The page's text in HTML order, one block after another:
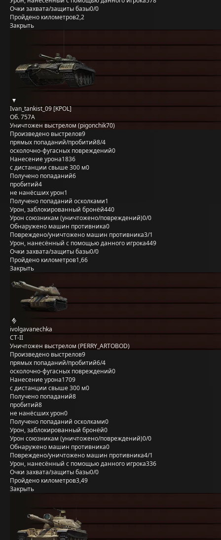
Очки захвата/защиты базы0/0
Пройдено километров2,2
Закрыть
Ivan_tankist_09 [KPOL]
Об. 757А
Уничтожен выстрелом (pigonchik70)
Произведено выстрелов9
прямых попаданий/пробитий8/4
осколочно-фугасных повреждений0
Нанесение урона1836
с дистанции свыше 300 м0
Получено попаданий6
пробитий4
не нанёсших урон1
Получено попаданий осколками1
Урон, заблокированный бронёй440
Урон союзникам (уничтожено/повреждений)0/0
Обнаружено машин противника0
Повреждено/уничтожено машин противника3/1
Урон, нанесённый с помощью данного игрока449
Очки захвата/защиты базы0/0
Пройдено километров1,66
Закрыть
ivolgavanechka
СТ-II
Уничтожен выстрелом (PERRY_ARTOBOD)
Произведено выстрелов9
прямых попаданий/пробитий6/4
осколочно-фугасных повреждений0
Нанесение урона1709
с дистанции свыше 300 м0
Получено попаданий8
пробитий8
не нанёсших урон0
Получено попаданий осколками0
Урон, заблокированный бронёй0
Урон союзникам (уничтожено/повреждений)0/0
Обнаружено машин противника0
Повреждено/уничтожено машин противника4/1
Урон, нанесённый с помощью данного игрока336
Очки захвата/защиты базы0/0
Пройдено километров3,49
Закрыть